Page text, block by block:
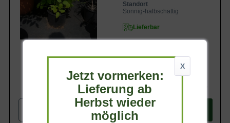
Standort
Sonnig-halbschattig
Lieferbar
+ In den
X
Jetzt vormerken:
Lieferung ab
Herbst wieder
möglich